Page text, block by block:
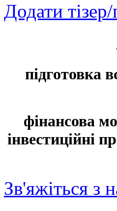
Додати
підготовка
фінансова
інвестиційні
Зв'яжіться з